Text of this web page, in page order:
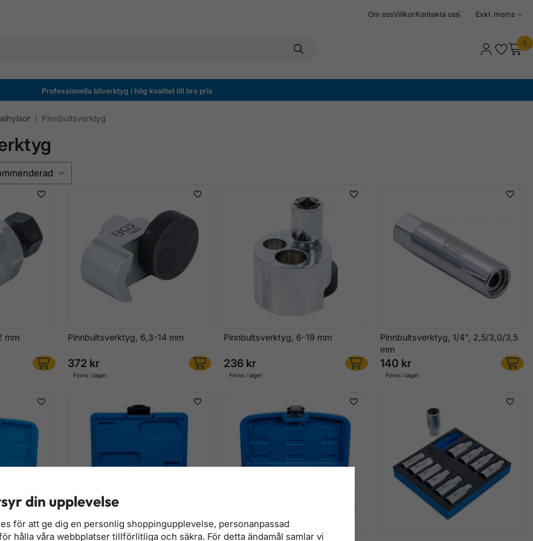
Om ossVillkorKontakta oss
Välj
0
Professionella bilverktyg i hög kvalitet till bra pris
/ Pinnbultsverktyg
mm Pinnbultsverktyg, 6,3-14 mm
372 kr
Finns i lager
Pinnbultsverktyg, 6-19 mm
236 kr
Finns i lager
Pinnbultsverktyg, 1/4", 2,5/3,0/3,5
mm
140 kr
Finns i lager
din upplevelse
för att ge dig en personlig shoppingupplevelse, personanpassad
hålla våra webbplatser tillförlitliga och säkra. För detta ändamål samlar vi